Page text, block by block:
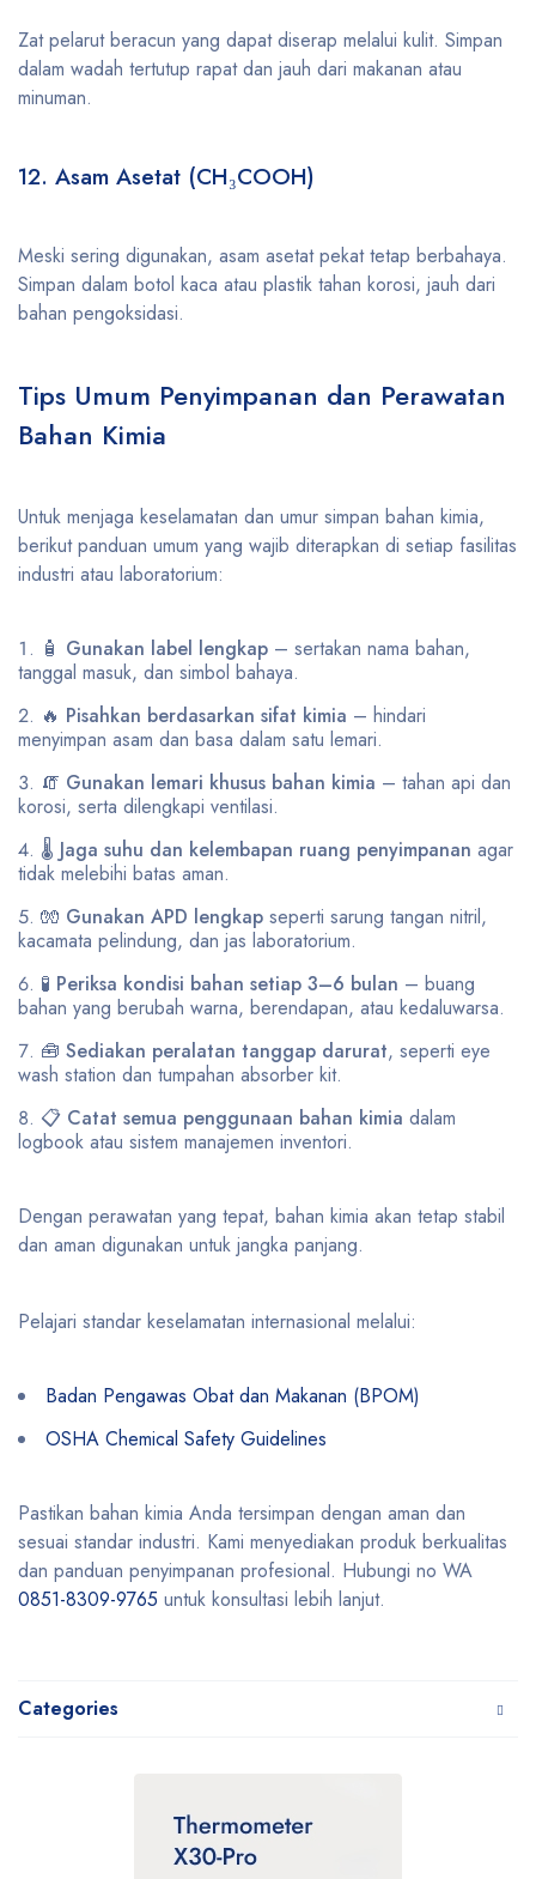
Zat pelarut beracun yang dapat diserap melalui kulit. Simpan
dalam wadah tertutup rapat dan jauh dari makanan atau
minuman.
12. Asam Asetat (CH₃COOH)
Meski sering digunakan, asam asetat pekat tetap berbahaya.
Simpan dalam botol kaca atau plastik tahan korosi, jauh dari
bahan pengoksidasi.
Tips Umum Penyimpanan dan Perawatan
Bahan Kimia
Untuk menjaga keselamatan dan umur simpan bahan kimia,
berikut panduan umum yang wajib diterapkan di setiap fasilitas
industri atau laboratorium:
🧴 Gunakan label lengkap – sertakan nama bahan,
tanggal masuk, dan simbol bahaya.
🔥 Pisahkan berdasarkan sifat kimia – hindari
menyimpan asam dan basa dalam satu lemari.
🧯 Gunakan lemari khusus bahan kimia – tahan api dan
korosi, serta dilengkapi ventilasi.
🌡️ Jaga suhu dan kelembapan ruang penyimpanan agar
tidak melebihi batas aman.
🧤 Gunakan APD lengkap seperti sarung tangan nitril,
kacamata pelindung, dan jas laboratorium.
🧪 Periksa kondisi bahan setiap 3–6 bulan – buang
bahan yang berubah warna, berendapan, atau kedaluwarsa.
🧰 Sediakan peralatan tanggap darurat, seperti eye
wash station dan tumpahan absorber kit.
📋 Catat semua penggunaan bahan kimia dalam
logbook atau sistem manajemen inventori.
Dengan perawatan yang tepat, bahan kimia akan tetap stabil
dan aman digunakan untuk jangka panjang.
Pelajari standar keselamatan internasional melalui:
Badan Pengawas Obat dan Makanan (BPOM)
OSHA Chemical Safety Guidelines
Pastikan bahan kimia Anda tersimpan dengan aman dan
sesuai standar industri. Kami menyediakan produk berkualitas
dan panduan penyimpanan profesional. Hubungi no WA
0851-8309-9765 untuk konsultasi lebih lanjut.
Categories